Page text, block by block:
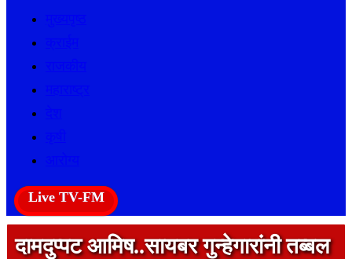
Live TV-FM
दामदुप्पट आमिष..सायबर गुन्हेगारांनी तब्बल